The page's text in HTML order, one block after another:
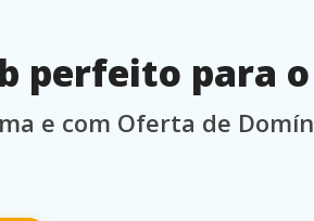
perfeito para
e com Oferta de